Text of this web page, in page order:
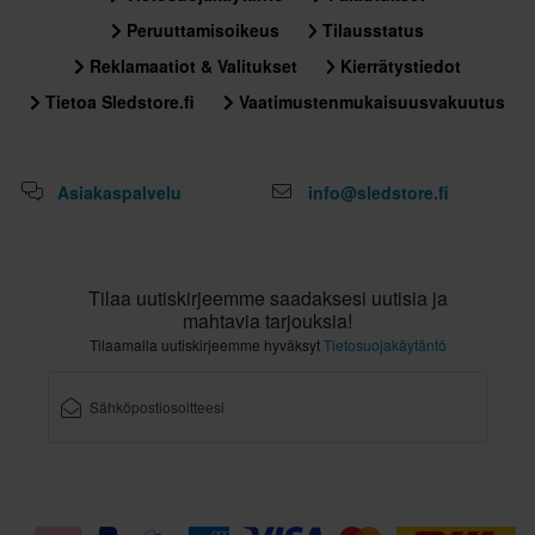
Sertifiointistandardi
Ei määritelty
Peruuttamisoikeus
Tilausstatus
Reklamaatiot & Valitukset
Kierrätystiedot
Tietoa Sledstore.fi
Vaatimustenmukaisuusvakuutus
Asiakaspalvelu info@sledstore.fi
Tilaa uutiskirjeemme saadaksesi uutisia ja
mahtavia tarjouksia!
Tilaamalla uutiskirjeemme hyväksytTietosuojakäytäntö